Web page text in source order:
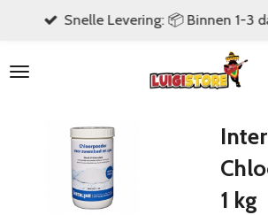
naar
hoofdinhoud
Snelle Levering: 📦 Binnen 1-3
1 kg